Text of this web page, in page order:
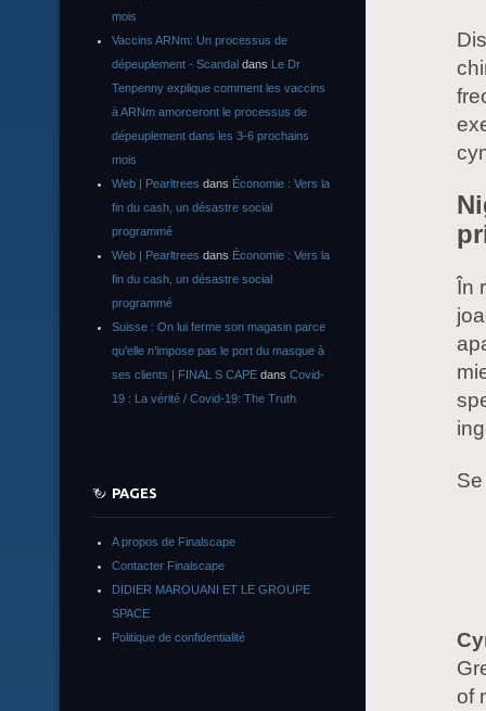
În
of
mois
Vaccins ARNm: Un processus de
dépeuplement - Scandal dans Le Dr
Tenpenny explique comment les vaccins
à ARNm amorceront le processus de
dépeuplement dans les 3-6 prochains
mois
Web | Pearltrees dans Économie : Vers la
fin du cash, un désastre social
programmé
Web | Pearltrees dans Économie : Vers la
fin du cash, un désastre social
programmé
Suisse : On lui ferme son magasin parce
qu’elle n’impose pas le port du masque à
ses clients | FINAL S CAPE dans Covid-
19 : La vérité / Covid-19: The Truth
PAGES
A propos de Finalscape
Contacter Finalscape
DIDIER MAROUANI ET LE GROUPE
SPACE
Politique de confidentialité